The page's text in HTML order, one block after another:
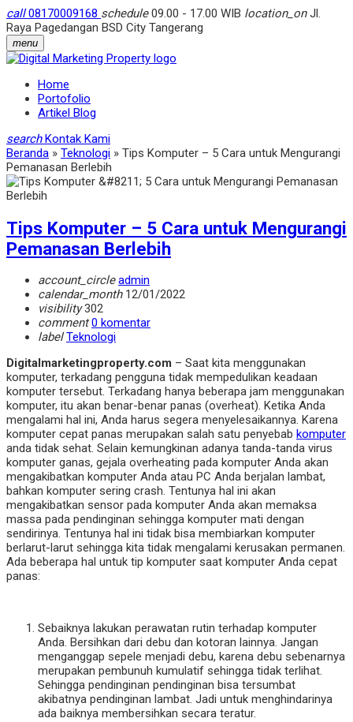
call08170009168 schedule09.00 - 17.00 WIB location_onJl.
Raya Pagedangan BSD City Tangerang
menu
Home
Portofolio
Artikel Blog
search Kontak Kami
Beranda » Teknologi » Tips Komputer – 5 Cara untuk Mengurangi
Pemanasan Berlebih
Tips Komputer – 5 Cara untuk Mengurangi
Pemanasan Berlebih
account_circle admin
calendar_month12/01/2022
visibility302
comment 0 komentar
label Teknologi
Digitalmarketingproperty.com – Saat kita menggunakan
komputer, terkadang pengguna tidak mempedulikan keadaan
komputer tersebut. Terkadang hanya beberapa jam menggunakan
komputer, itu akan benar-benar panas (overheat). Ketika Anda
mengalami hal ini, Anda harus segera menyelesaikannya. Karena
komputer cepat panas merupakan salah satu penyebab komputer
anda tidak sehat. Selain kemungkinan adanya tanda-tanda virus
komputer ganas, gejala overheating pada komputer Anda akan
mengakibatkan komputer Anda atau PC Anda berjalan lambat,
bahkan komputer sering crash. Tentunya hal ini akan
mengakibatkan sensor pada komputer Anda akan memaksa
massa pada pendinginan sehingga komputer mati dengan
sendirinya. Tentunya hal ini tidak bisa membiarkan komputer
berlarut-larut sehingga kita tidak mengalami kerusakan permanen.
Ada beberapa hal untuk tip komputer saat komputer Anda cepat
panas:
Sebaiknya lakukan perawatan rutin terhadap komputer
Anda. Bersihkan dari debu dan kotoran lainnya. Jangan
menganggap sepele menjadi debu, karena debu sebenarnya
merupakan pembunuh kumulatif sehingga tidak terlihat.
Sehingga pendinginan pendinginan bisa tersumbat
akibatnya pendinginan lambat. Jadi untuk menghindarinya
ada baiknya membersihkan secara teratur.